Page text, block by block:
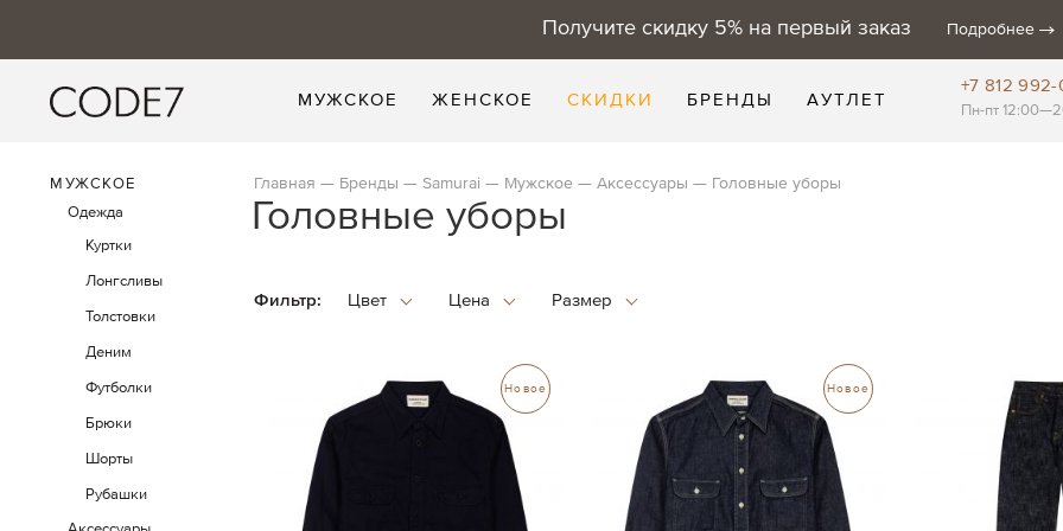
Получите скидку 5% на первый заказ Подробнее
МУЖСКОЕ ЖЕНСКОЕ СКИДКИ БРЕНДЫ АУТЛЕТ
+7 812 992-
Пн-пт
Главная Бренды Samurai Мужское Аксессуары Головные уборы
Головные уборы
МУЖСКОЕ
Одежда
Куртки
Лонгсливы
Толстовки
Деним
Футболки
Брюки
Шорты
Рубашки
Фильтр:
Новое Новое